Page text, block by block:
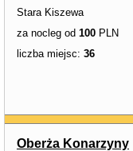
Stara Kiszewa
za nocleg od 100 PLN
liczba miejsc: 36
Oberża Konarzyny